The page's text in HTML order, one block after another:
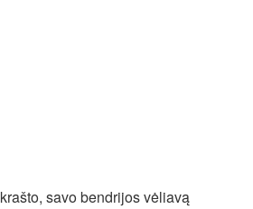
savo bendrijos vėliavą